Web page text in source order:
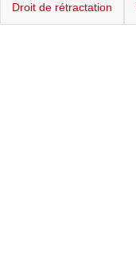
Droit de rétractation